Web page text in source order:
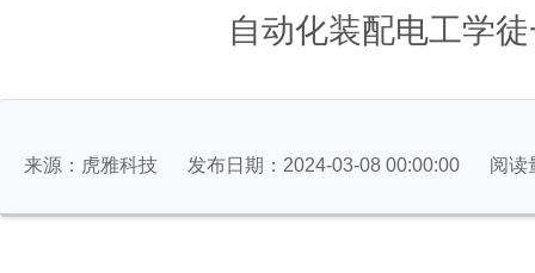
自动化装配电工学
来源：虎雅科技 发布日期：2024-03-08 00:00:00 阅读